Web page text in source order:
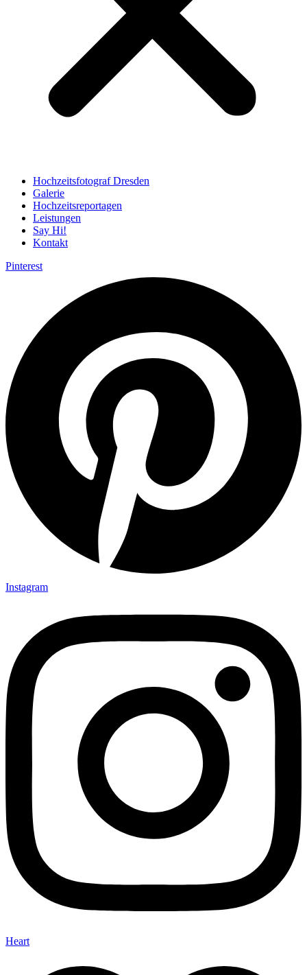
Hochzeitsfotograf Dresden
Galerie
Hochzeitsreportagen
Leistungen
Say Hi!
Kontakt
Pinterest
Instagram
Heart